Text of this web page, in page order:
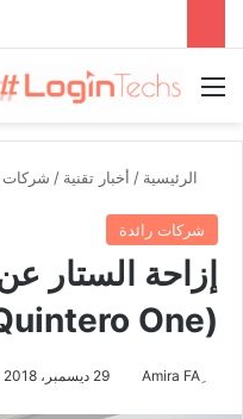
القائمة
الرئيسية / أخبار تقنية / شركات
شركات رائدة
إزاحة الستار
(Quintero One)
29 ديسمبر، 2018